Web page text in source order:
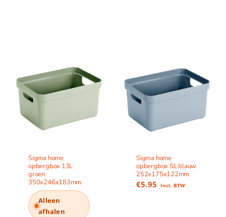
Sigma home
opbergbox 13L
groen
350x246x183mm
Alleen
afhalen
Sigma home
opbergbox 5L blauw
252x175x122mm
€5.95 Incl. BTW